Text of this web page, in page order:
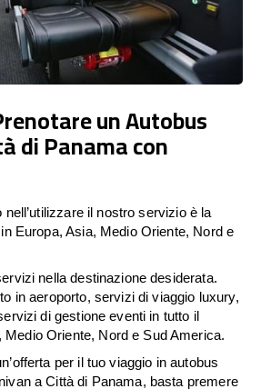
un Autobus
di Panama con
il nostro servizio è la
Europa, Asia, Medio Oriente, Nord e
nella destinazione desiderata.
in aeroporto, servizi di viaggio luxury,
di gestione eventi in tutto il
Medio Oriente, Nord e Sud America.
per il tuo viaggio in autobus
a Città di Panama, basta premere